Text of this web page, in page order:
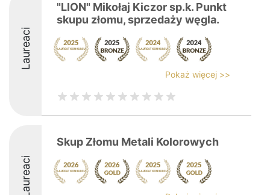
Laureaci
"LION" Mikołaj Kiczor sp.k. Punkt
skupu złomu, sprzedaży węgla.
Pokaż więcej >>
Laureaci
Skup Złomu Metali Kolorowych